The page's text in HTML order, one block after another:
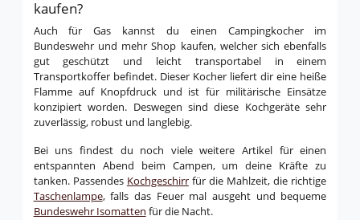
kaufen?
Auch für Gas kannst du einen Campingkocher im
Bundeswehr und mehr Shop kaufen, welcher sich ebenfalls
gut geschützt und leicht transportabel in einem
Transportkoffer befindet. Dieser Kocher liefert dir eine heiße
Flamme auf Knopfdruck und ist für militärische Einsätze
konzipiert worden. Deswegen sind diese Kochgeräte sehr
zuverlässig, robust und langlebig.
Bei uns findest du noch viele weitere Artikel für einen
entspannten Abend beim Campen, um deine Kräfte zu
tanken. Passendes Kochgeschirrfür die Mahlzeit, die richtige
Taschenlampe, falls das Feuer mal ausgeht und bequeme
Bundeswehr Isomatten für die Nacht.